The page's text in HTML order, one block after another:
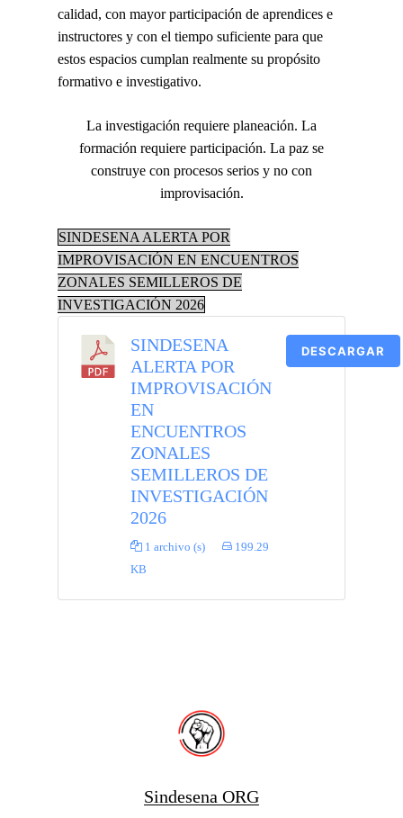
calidad, con mayor participación de aprendices e
instructores y con el tiempo suficiente para que
estos espacios cumplan realmente su propósito
formativo e investigativo.
La investigación requiere planeación. La
formación requiere participación. La paz se
construye con procesos serios y no con
improvisación.
SINDESENA ALERTA POR
IMPROVISACIÓN EN ENCUENTROS
ZONALES SEMILLEROS DE
INVESTIGACIÓN 2026
SINDESENA
ALERTA POR
IMPROVISACIÓN
EN
ENCUENTROS
ZONALES
SEMILLEROS DE
INVESTIGACIÓN
2026
1 archivo (s)
199.29
KB
DESCARGAR
Sindesena ORG